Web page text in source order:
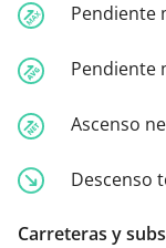
Pendiente
Pendiente
Ascenso
Descenso
Carreteras y